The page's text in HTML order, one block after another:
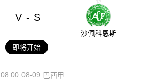
V - S
沙佩科恩斯
即将开始
08-09
08:00 巴西甲